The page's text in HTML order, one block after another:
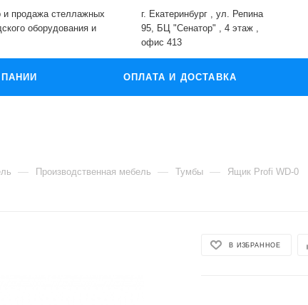
и продажа стеллажных
оборудования и
г. Екатеринбург , ул. Репина
95, БЦ "Сенатор" , 4 этаж ,
офис 413
ОПЛАТА И ДОСТАВКА
— Производственная мебель — Тумбы — Ящик Profi WD-0
В ИЗБРАННОЕ